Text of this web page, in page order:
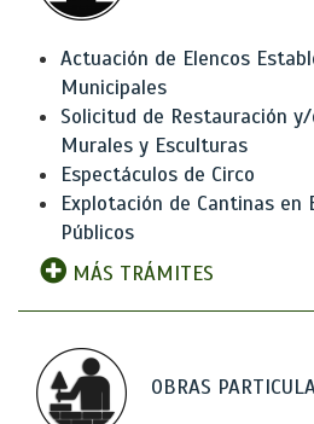
Actuación de Elencos
Municipales
Solicitud de Restauración
Murales y Esculturas
Espectáculos de Circo
Explotación de Cantinas en
Públicos
MÁS TRÁMITES
OBRAS